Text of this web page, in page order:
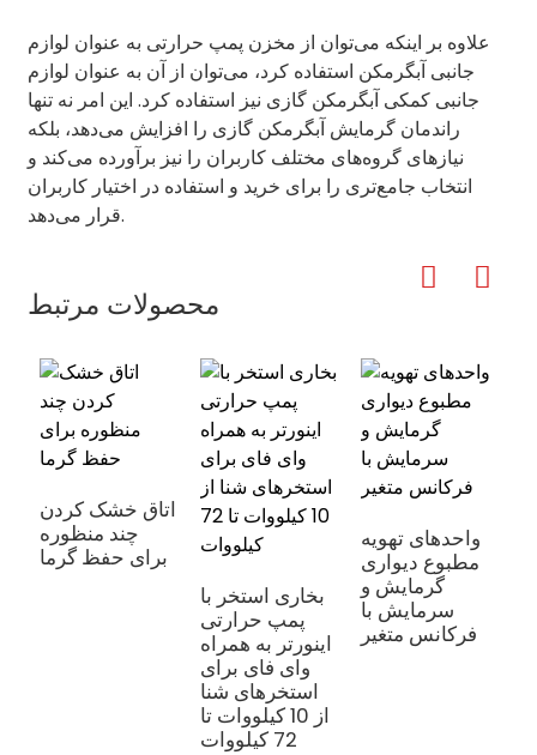
علاوه بر اینکه می‌توان از مخزن پمپ حرارتی به عنوان لوازم
جانبی آبگرمکن استفاده کرد، می‌توان از آن به عنوان لوازم
جانبی کمکی آبگرمکن گازی نیز استفاده کرد. این امر نه تنها
راندمان گرمایش آبگرمکن گازی را افزایش می‌دهد، بلکه
نیازهای گروه‌های مختلف کاربران را نیز برآورده می‌کند و
انتخاب جامع‌تری را برای خرید و استفاده در اختیار کاربران
قرار می‌دهد.
محصولات مرتبط
اتاق خشک کردن
چند منظوره
برای حفظ گرما
بخاری استخر با
پمپ حرارتی
اینورتر به همراه
وای فای برای
استخرهای شنا
از 10 کیلووات تا
72 کیلووات
واحدهای تهویه
مطبوع دیواری
گرمایش و
سرمایش با
فرکانس متغیر